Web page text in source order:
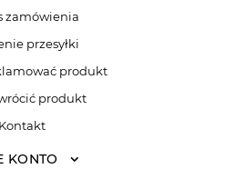
zamówienia
przesyłki
produkt
produkt
Kontakt
KONTO